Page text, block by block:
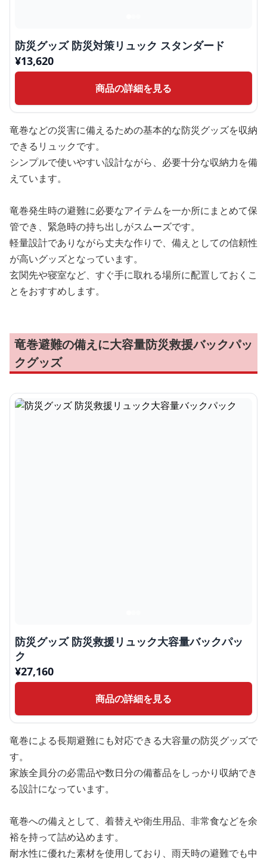
防災グッズ 防災対策リュック スタンダード
¥13,620
商品の詳細を見る
竜巻などの災害に備えるための基本的な防災グッズを収納
できるリュックです。
シンプルで使いやすい設計ながら、必要十分な収納力を備
えています。
竜巻発生時の避難に必要なアイテムを一か所にまとめて保
管でき、緊急時の持ち出しがスムーズです。
軽量設計でありながら丈夫な作りで、備えとしての信頼性
が高いグッズとなっています。
玄関先や寝室など、すぐ手に取れる場所に配置しておくこ
とをおすすめします。
竜巻避難の備えに大容量防災救援バックパッ
クグッズ
防災グッズ 防災救援リュック大容量バックパッ
ク
¥27,160
商品の詳細を見る
竜巻による長期避難にも対応できる大容量の防災グッズで
す。
家族全員分の必需品や数日分の備蓄品をしっかり収納でき
る設計になっています。
竜巻への備えとして、着替えや衛生用品、非常食などを余
裕を持って詰め込めます。
耐水性に優れた素材を使用しており、雨天時の避難でも中